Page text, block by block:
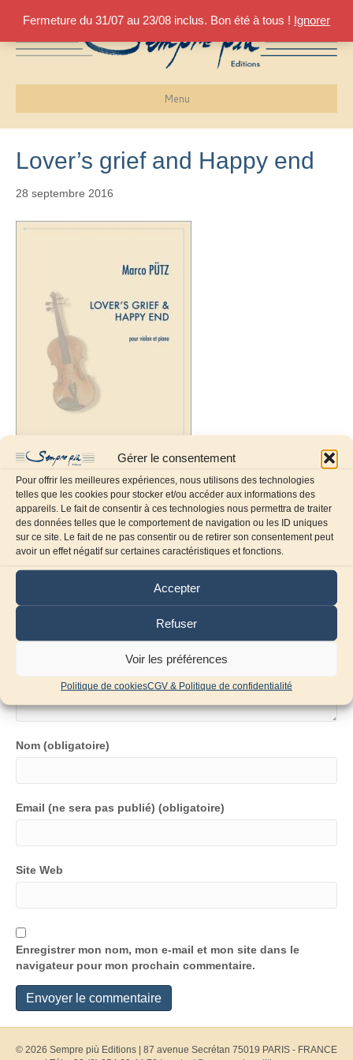
Gérer le consentement
Pour offrir les meilleures expériences, nous utilisons des technologies
telles que les cookies pour stocker et/ou accéder aux informations des
appareils. Le fait de consentir à ces technologies nous permettra de traiter
des données telles que le comportement de navigation ou les ID uniques
sur ce site. Le fait de ne pas consentir ou de retirer son consentement peut
avoir un effet négatif sur certaines caractéristiques et fonctions.
Accepter
Refuser
Voir les préférences
Politique de cookiesCGV & Politique de confidentialité
Fermeture du 31/07 au 23/08 inclus. Bon été à tous ! Ignorer
Menu
Lover’s grief and Happy end
28 septembre 2016
Laissez un commentaire
Commentaire
Nom (obligatoire)
Email (ne sera pas publié) (obligatoire)
Site Web
Enregistrer mon nom, mon e-mail et mon site dans le
navigateur pour mon prochain commentaire.
© 2026 Sempre più Editions
87 avenue Secrétan 75019 PARIS - FRANCE